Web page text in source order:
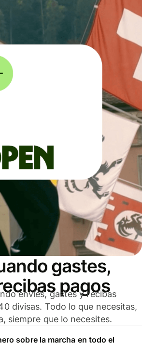
gastes,
pagos
envíes, gastes y recibas
divisas. Todo lo que necesitas,
siempre que lo necesites.
sobre la marcha en todo el